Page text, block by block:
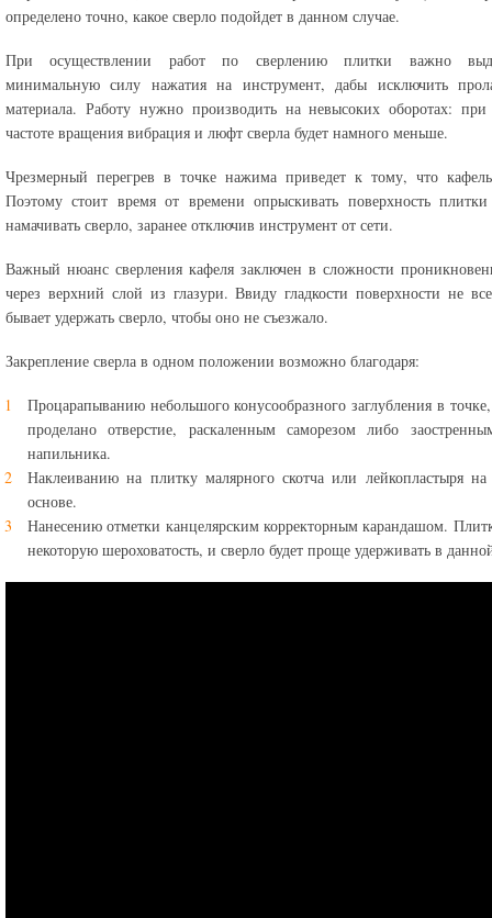
определено точно, какое сверло подойдет в данном случае.
При осуществлении работ по сверлению плитки важно
минимальную силу нажатия на инструмент, дабы исключить
материала. Работу нужно производить на невысоких оборотах:
частоте вращения вибрация и люфт сверла будет намного меньше.
Чрезмерный перегрев в точке нажима приведет к тому, что кафель
Поэтому стоит время от времени опрыскивать поверхность
намачивать сверло, заранее отключив инструмент от сети.
Важный нюанс сверления кафеля заключен в сложности
через верхний слой из глазури. Ввиду гладкости поверхности не
бывает удержать сверло, чтобы оно не съезжало.
Закрепление сверла в одном положении возможно благодаря:
Процарапыванию небольшого конусообразного заглубления в точке,
проделано отверстие, раскаленным саморезом либо
напильника.
Наклеиванию на плитку малярного скотча или лейкопластыря на
основе.
Нанесению отметки канцелярским корректорным карандашом.
некоторую шероховатость, и сверло будет проще удерживать в